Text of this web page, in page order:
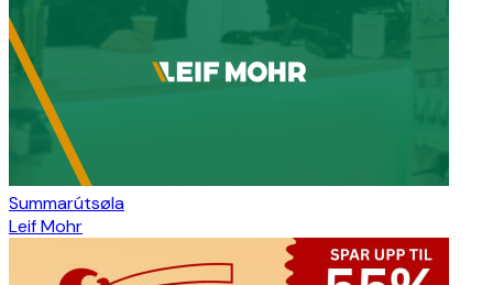
Summarútsøla
Leif Mohr